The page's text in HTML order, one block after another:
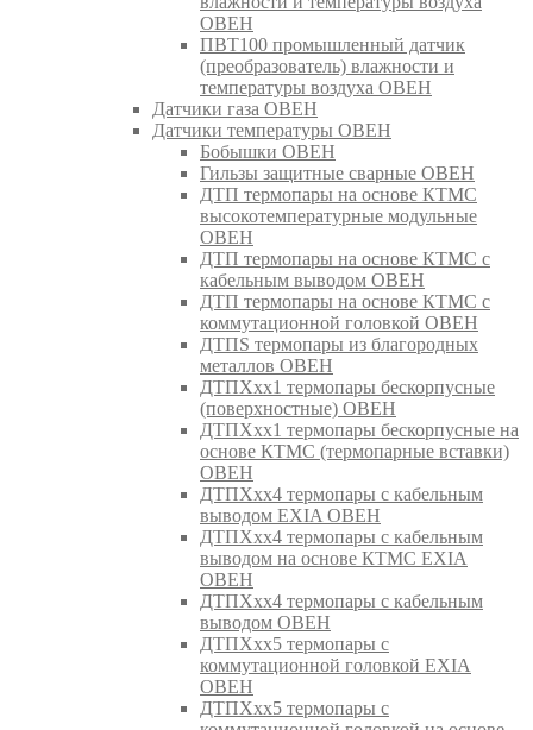
ОВЕН
ПВТ100 промышленный датчик
(преобразователь) влажности и
температуры воздуха ОВЕН
Датчики газа ОВЕН
Датчики температуры ОВЕН
Бобышки ОВЕН
Гильзы защитные сварные ОВЕН
ДТП термопары на основе КТМС
высокотемпературные модульные
ОВЕН
ДТП термопары на основе КТМС с
кабельным выводом ОВЕН
ДТП термопары на основе КТМС с
коммутационной головкой ОВЕН
ДТПS термопары из благородных
металлов ОВЕН
ДТПХхх1 термопары бескорпусные
(поверхностные) ОВЕН
ДТПХхх1 термопары бескорпусные на
основе КТМС (термопарные вставки)
ОВЕН
ДТПХхх4 термопары с кабельным
выводом EXIA ОВЕН
ДТПХхх4 термопары с кабельным
выводом на основе КТМС EXIA
ОВЕН
ДТПХхх4 термопары с кабельным
выводом ОВЕН
ДТПХхх5 термопары с
коммутационной головкой EXIA
ОВЕН
ДТПХхх5 термопары с